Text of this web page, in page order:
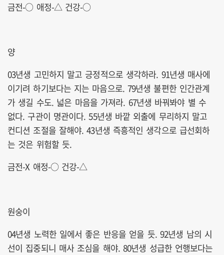
금전-○ 애정-△ 건강-○
양
03년생 고민하지 말고 긍정적으로 생각하라. 91년생 매사에
이기려 하기보다는 지는 마음으로. 79년생 불편한 인간관계
가 생길 수도. 넓은 마음을 가져라. 67년생 바꿔봐야 별 수
없다. 구관이 명관이다. 55년생 바깥 외출에 무리하지 말고
컨디션 조절을 잘해야. 43년생 즉흥적인 생각으로 급선회하
는 것은 위험할 듯.
금전-X 애정-○ 건강-△
원숭이
04년생 노력한 일에서 좋은 반응을 얻을 듯. 92년생 남의 시
선이 집중되니 매사 조심을 해야. 80년생 성급한 언행보다는